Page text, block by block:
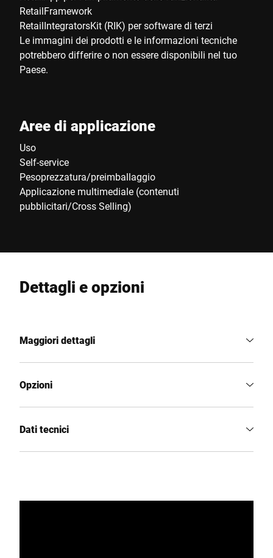
RetailFramework
RetailIntegratorsKit (RIK) per software di terzi
Le immagini dei prodotti e le informazioni tecniche
potrebbero differire o non essere disponibili nel tuo
Paese.
Aree di applicazione
Uso
Self-service
Pesoprezzatura/preimballaggio
Applicazione multimediale (contenuti
pubblicitari/Cross Selling)
Dettagli e opzioni
Maggiori dettagli
Opzioni
Dati tecnici